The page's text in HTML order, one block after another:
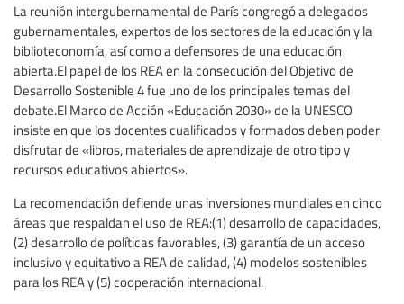
La reunión intergubernamental de París congregó a delegados
gubernamentales, expertos de los sectores de la educación y la
biblioteconomía, así como a defensores de una educación
abierta.El papel de los REA en la consecución del Objetivo de
Desarrollo Sostenible 4 fue uno de los principales temas del
debate.El Marco de Acción «Educación 2030» de la UNESCO
insiste en que los docentes cualificados y formados deben poder
disfrutar de «libros, materiales de aprendizaje de otro tipo y
recursos educativos abiertos».
La recomendación defiende unas inversiones mundiales en cinco
áreas que respaldan el uso de REA:(1) desarrollo de capacidades,
(2) desarrollo de políticas favorables, (3) garantía de un acceso
inclusivo y equitativo a REA de calidad, (4) modelos sostenibles
para los REA y (5) cooperación internacional.